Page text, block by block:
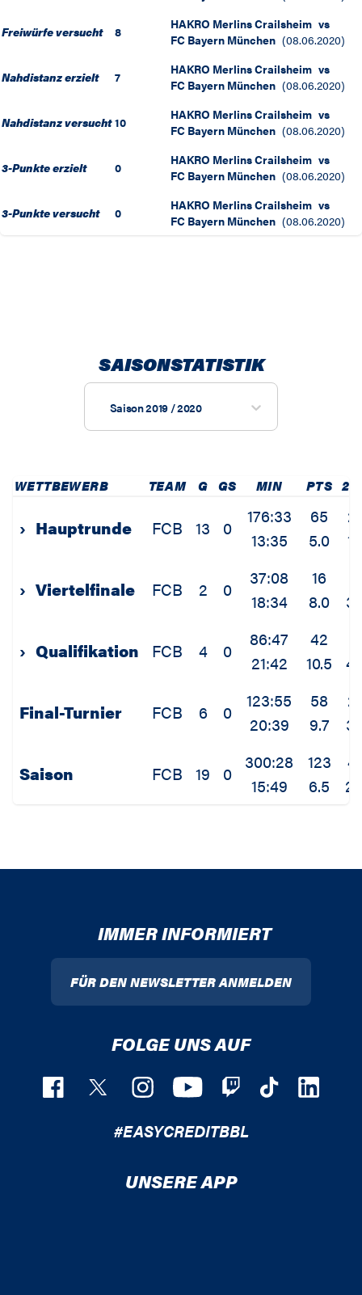
Freiwürfe versucht 8 HAKRO Merlins Crailsheim vs
FC Bayern München (08.06.2020)
Nahdistanz erzielt 7 HAKRO Merlins Crailsheim vs
FC Bayern München (08.06.2020)
Nahdistanz versucht 10 HAKRO Merlins Crailsheim vs
FC Bayern München (08.06.2020)
3-Punkte erzielt 0 HAKRO Merlins Crailsheim vs
FC Bayern München (08.06.2020)
3-Punkte versucht 0 HAKRO Merlins Crailsheim vs
FC Bayern München (08.06.2020)
SAISONSTATISTIK
Saison 2019 / 2020
WETTBEWERB TEAM G GS MIN PTS
› Hauptrunde FCB 13 0
176:33
13:35
65
5.0
› Viertelfinale FCB 2 0
37:08
18:34
16
8.0
› Qualifikation FCB 4 0
86:47
21:42
42
10.5
Final-Turnier FCB 6 0
123:55
20:39
58
9.7
Saison FCB 19 0
300:28
15:49
123
6.5
IMMER INFORMIERT
FÜR DEN NEWSLETTER ANMELDEN
FOLGE UNS AUF
#EASYCREDITBBL
UNSERE APP